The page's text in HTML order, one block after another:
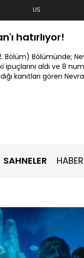
US
hatırlıyor!
Bölüm) Bölümünde;
aldı ve 8
kanıtları gören
SAHNELER